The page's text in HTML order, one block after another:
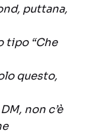
puttana,
tipo “Che
questo,
non c’è